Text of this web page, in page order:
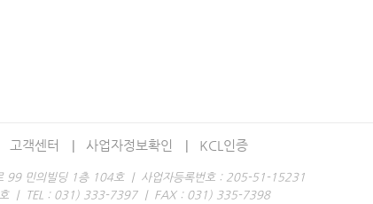
고객센터 사업자정보확인 KCL인증
99 민의빌딩 1층 104호 | 사업자등록번호 : 205-51-15231
호 | TEL : 031) 333-7397 | FAX : 031) 335-7398